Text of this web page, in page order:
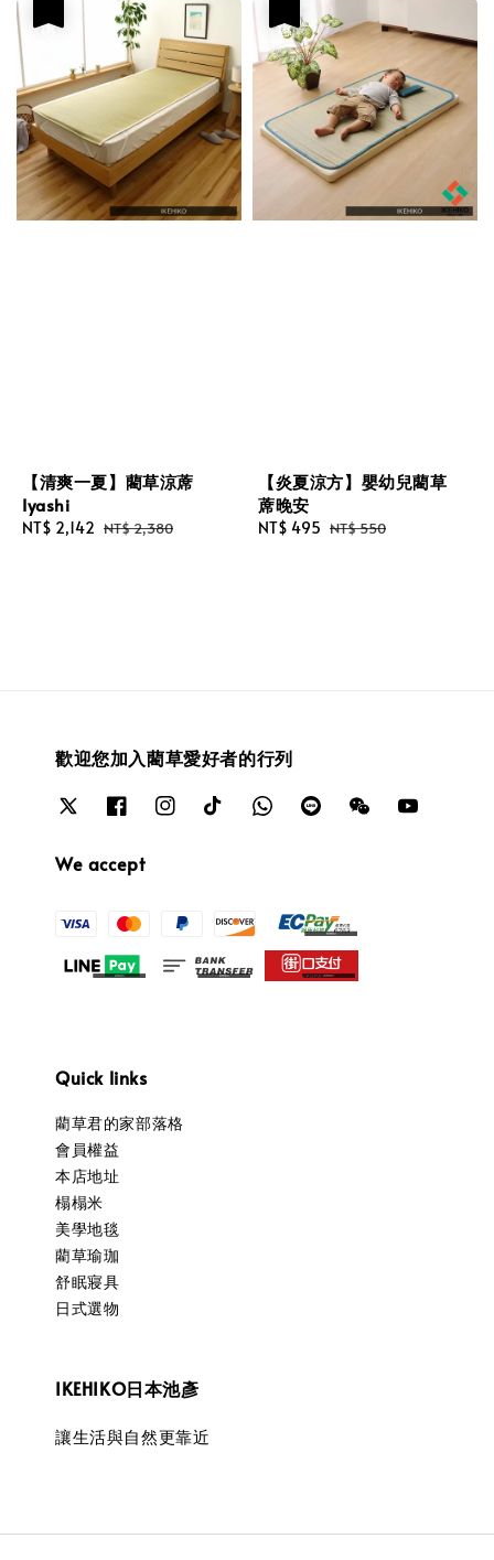
【清爽一夏】藺草涼蓆
Iyashi
Sale
NT$ 2,142 Regular
NT$ 2,380
【炎夏涼方】嬰幼兒藺草
蓆晚安
Sale
NT$ 495 Regular
NT$ 550
歡迎您加入藺草愛好者的行列
We accept
Quick links
藺草君的家部落格
會員權益
本店地址
榻榻米
美學地毯
藺草瑜珈
舒眠寢具
日式選物
IKEHIKO日本池彥
讓生活與自然更靠近